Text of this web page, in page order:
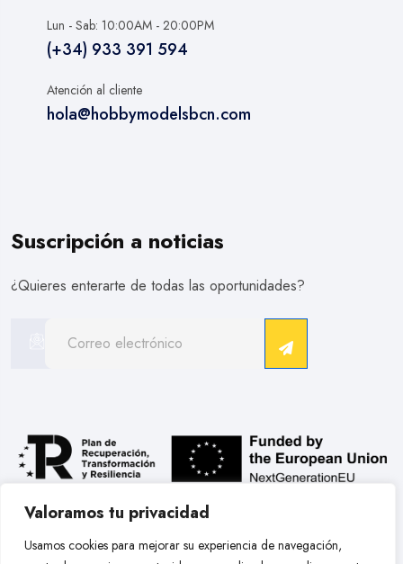
Valoramos tu privacidad
Usamos cookies para mejorar su experiencia de navegación,
Lun - Sab: 10:00AM - 20:00PM
(+34) 933 391 594
Atención al cliente
hola@hobbymodelsbcn.com
Suscripción a noticias
¿Quieres enterarte de todas las oportunidades?